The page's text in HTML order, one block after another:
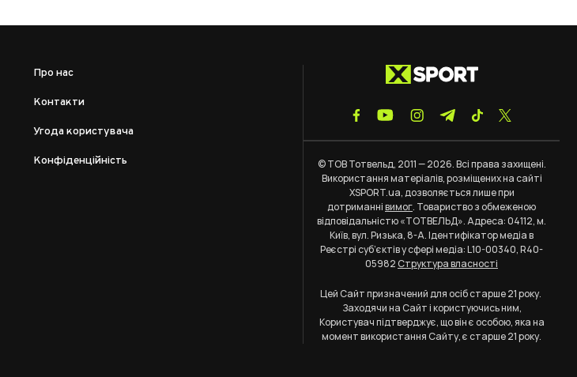
Про нас
Контакти
Угода користувача
Конфіденційність
© ТОВ Тотвельд, 2011 — 2026. Всі права захищені.
Використання матеріалів, розміщених на сайті
XSPORT.ua, дозволяється лише при
дотриманнівимог. Товариство з обмеженою
відповідальністю «ТОТВЕЛЬД». Адреса: 04112, м.
Київ, вул. Ризька, 8-А. Ідентифікатор медіа в
Реєстрі суб’єктів у сфері медіа: L10-00340, R40-
05982Структура власності
Цей Сайт призначений для осіб старше 21 року.
Заходячи на Сайт і користуючись ним,
Користувач підтверджує, що він є особою, яка на
момент використання Сайту, є старше 21 року.